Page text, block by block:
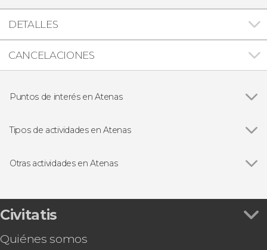
DETALLES
CANCELACIONES
Puntos de interés en Atenas
Acrópolis de Atenas
Tipos de actividades en Atenas
Free tours en Atenas
Cruceros en Atenas
Gastronomía y enoturismo en Atenas
Circuitos de varios días desde Atenas
Otras actividades en Atenas
Excursión a Delfos
Tour por Atenas + Acrópolis y su Museo
Excursión de 2 días a Delfos y Meteora
Civitatis
Quiénes somos